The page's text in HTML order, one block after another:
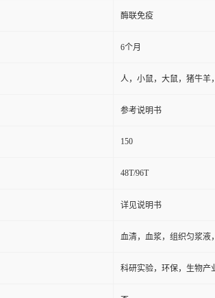
酶联免疫
6个月
人，小鼠，大鼠，猪牛羊
参考说明书
150
48T/96T
详见说明书
血清，血浆，组织匀浆液
科研实验，环保，生物产